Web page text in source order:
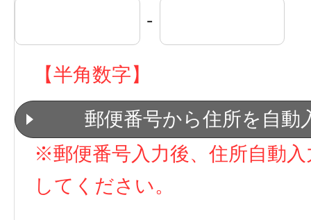
【半角数字】
郵便番号から住所を自動
※郵便番号入力後、住所自動
してください。